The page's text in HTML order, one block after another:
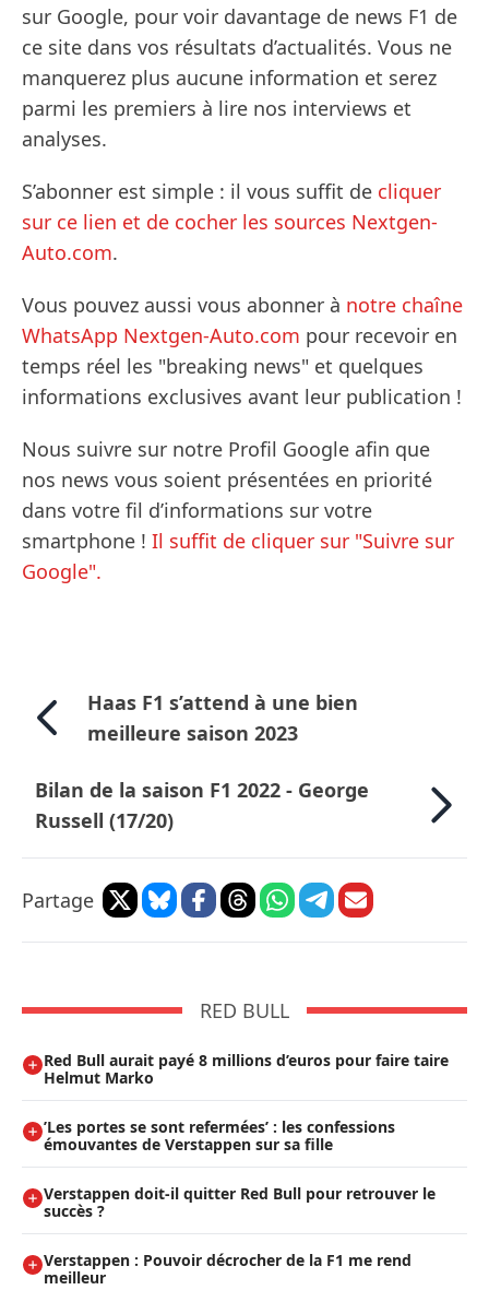
sur Google, pour voir davantage de news F1 de
ce site dans vos résultats d’actualités. Vous ne
manquerez plus aucune information et serez
parmi les premiers à lire nos interviews et
analyses.
S’abonner est simple : il vous suffit de cliquer
sur ce lien et de cocher les sources Nextgen-
Auto.com.
Vous pouvez aussi vous abonner à notre chaîne
WhatsApp Nextgen-Auto.com pour recevoir en
temps réel les "breaking news" et quelques
informations exclusives avant leur publication !
Nous suivre sur notre Profil Google afin que
nos news vous soient présentées en priorité
dans votre fil d’informations sur votre
smartphone ! Il suffit de cliquer sur "Suivre sur
Google".
Haas F1 s’attend à une bien
meilleure saison 2023
Bilan de la saison F1 2022 - George
Russell (17/20)
Partage
RED BULL
Red Bull aurait payé 8 millions d’euros pour faire taire
Helmut Marko
’Les portes se sont refermées’ : les confessions
émouvantes de Verstappen sur sa fille
Verstappen doit-il quitter Red Bull pour retrouver le
succès ?
Verstappen : Pouvoir décrocher de la F1 me rend
meilleur